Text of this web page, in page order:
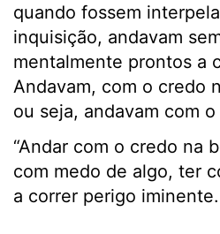
quando fossem
inquisição, andavam
mentalmente prontos a
Andavam, com o credo
ou seja, andavam com
“Andar com o credo na
com medo de algo, ter
a correr perigo iminente.